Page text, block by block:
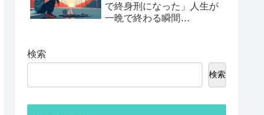
で終身刑になった」人生が
一晩で終わる瞬間…
検索
検索